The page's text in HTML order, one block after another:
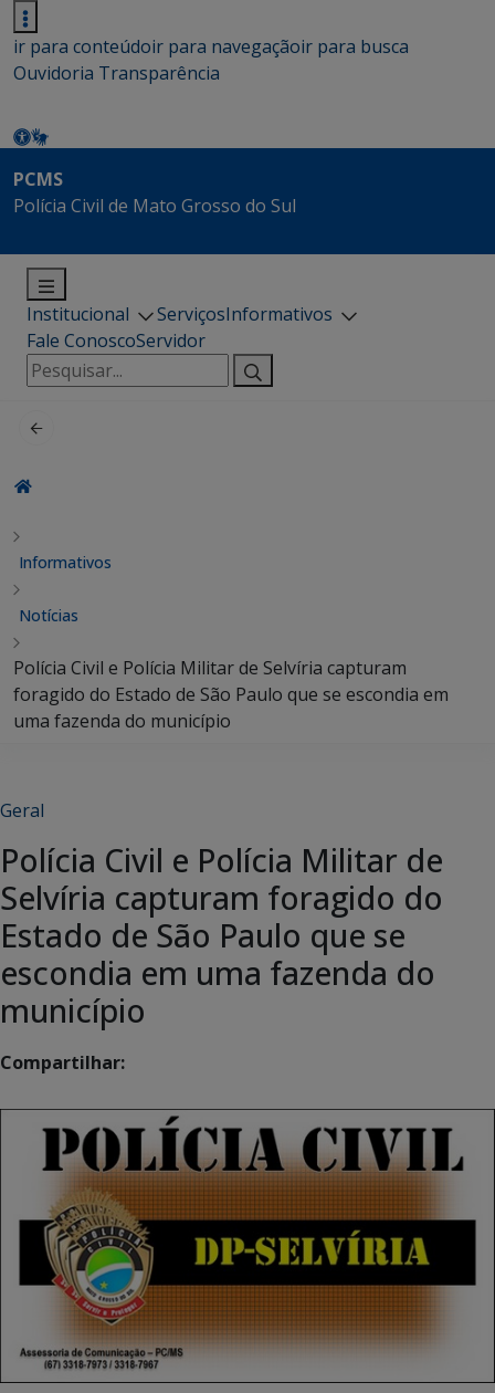
ir para conteúdoir para navegaçãoir para busca
Ouvidoria Transparência
PCMS
Polícia Civil de Mato Grosso do Sul
Institucional ServiçosInformativos
Fale ConoscoServidor
Pesquisar
por:
Informativos
Notícias
Polícia Civil e Polícia Militar de Selvíria capturam
foragido do Estado de São Paulo que se escondia em
uma fazenda do município
Geral
Polícia Civil e Polícia Militar de
Selvíria capturam foragido do
Estado de São Paulo que se
escondia em uma fazenda do
município
Compartilhar: